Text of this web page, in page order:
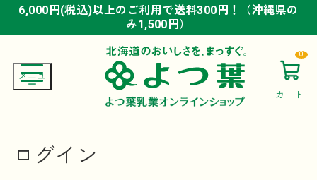
6,000円(税込)以上のご利用で送料300円！（沖縄県の
み1,500円）
6,000円(税込)以上のご利用で送料300円！（沖縄県の
み1,500円）
6,000円(税込)以上のご利用で送料300円！（沖縄県の
み1,500円）
カート
0
ログイン